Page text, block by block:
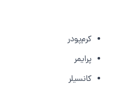
کرم‌پودر
پرایمر
کانسیلر